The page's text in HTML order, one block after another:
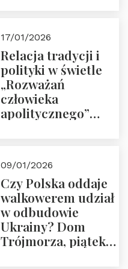
17/01/2026
Relacja tradycji i
polityki w świetle
„Rozważań
człowieka
apolitycznego”
godz. 18:00.
Zapraszamy!
09/01/2026
Czy Polska oddaje
walkowerem udział
w odbudowie
Ukrainy? Dom
Trójmorza, piątek